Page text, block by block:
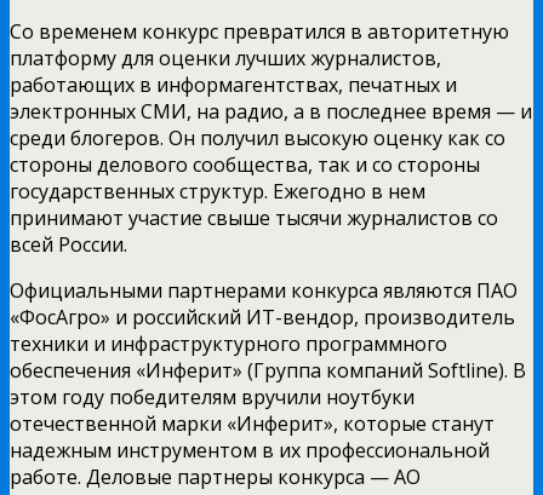
Со временем конкурс превратился в авторитетную
платформу для оценки лучших журналистов,
работающих в информагентствах, печатных и
электронных СМИ, на радио, а в последнее время — и
среди блогеров. Он получил высокую оценку как со
стороны делового сообщества, так и со стороны
государственных структур. Ежегодно в нем
принимают участие свыше тысячи журналистов со
всей России.
Официальными партнерами конкурса являются ПАО
«ФосАгро» и российский ИТ-вендор, производитель
техники и инфраструктурного программного
обеспечения «Инферит» (Группа компаний Softline). В
этом году победителям вручили ноутбуки
отечественной марки «Инферит», которые станут
надежным инструментом в их профессиональной
работе. Деловые партнеры конкурса — АО